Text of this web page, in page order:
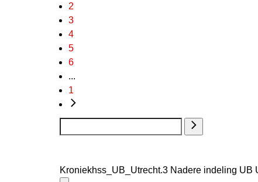
2
3
4
5
6
...
1
Kroniekhss_UB_Utrecht.3 Nadere indeling UB